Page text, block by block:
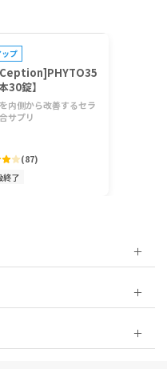
プ
30錠】
内側から改善するセラ
サプリ
(87)
終了